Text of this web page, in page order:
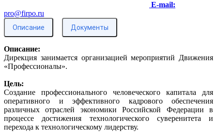
E-mail:
pro@firpo.ru
Описание Документы
Описание:
Дирекция занимается организацией мероприятий Движения
«Профессионалы».
Цель:
Создание профессионального человеческого капитала для
оперативного и эффективного кадрового обеспечения
различных отраслей экономики Российской Федерации в
процессе достижения технологического суверенитета и
перехода к технологическому лидерству.